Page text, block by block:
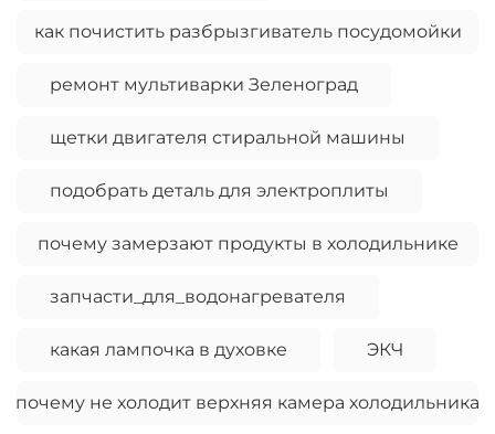
как почистить разбрызгиватель посудомойки
ремонт мультиварки Зеленоград
щетки двигателя стиральной машины
подобрать деталь для электроплиты
почему замерзают продукты в холодильнике
запчасти_для_водонагревателя
какая лампочка в духовке ЭКЧ
почему не холодит верхняя камера холодильника